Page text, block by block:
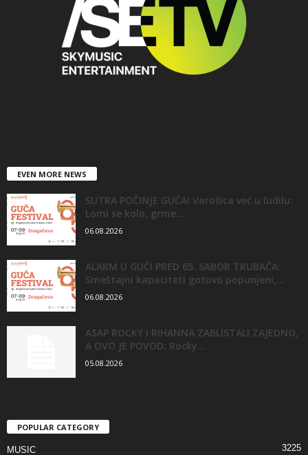
EVEN MORE NEWS
SUTRA POČINJE GUČA! Varošica već u ludilu:
Lomi se kolo, grme...
06.08.2026
ALARM U GUČI PRED 65. SABOR TRUBAČA:
Smeštajni kapaciteti gotovo popunjeni,...
06.08.2026
A$AP ROCKY I RIHANNA ZABLISTALI ZAJEDNO,
A OVO JE POVOD: Rocky...
05.08.2026
POPULAR CATEGORY
MUSIC 3225